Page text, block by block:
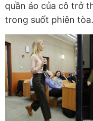
quần áo của cô trở
trong suốt phiên tòa.